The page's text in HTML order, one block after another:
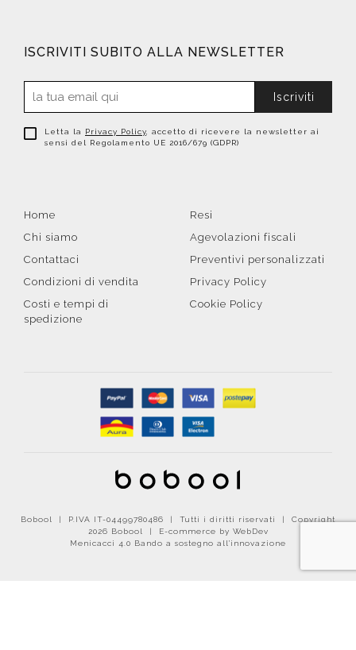
ISCRIVITI SUBITO ALLA NEWSLETTER
Iscriviti
Letta la Privacy Policy , accetto di ricevere la newsletter ai
sensi del Regolamento UE 2016/679 (GDPR)
Home
Chi siamo
Contattaci
Condizioni di vendita
Costi e tempi di
spedizione
Resi
Agevolazioni fiscali
Preventivi personalizzati
Privacy Policy
Cookie Policy
Bobool | P.IVA IT-04499780486 | Tutti i diritti riservati | Copyright
2026 Bobool |
E-commerce by WebDev
Menicacci 4.0 Bando a sostegno all'innovazione